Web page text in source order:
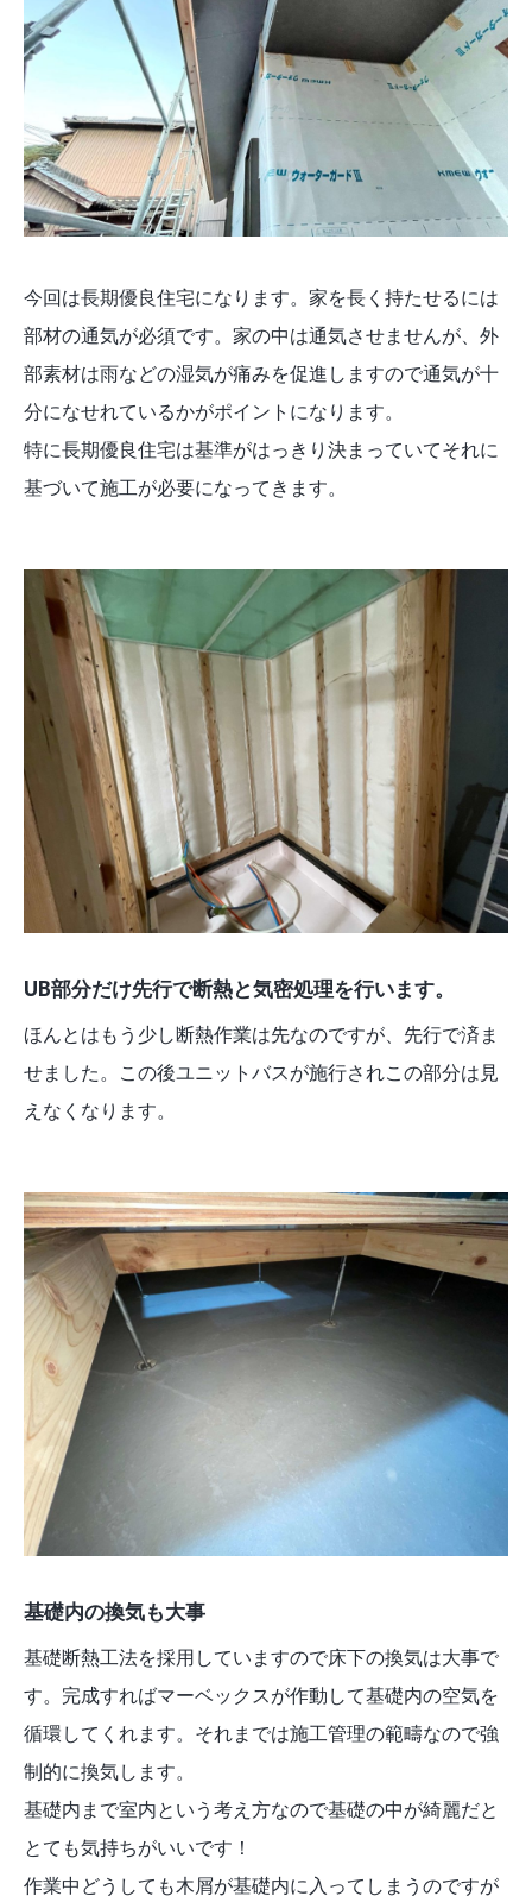
今回は長期優良住宅になります。家を長く持たせるには
部材の通気が必須です。家の中は通気させませんが、外
部素材は雨などの湿気が痛みを促進しますので通気が十
分になせれているかがポイントになります。
特に長期優良住宅は基準がはっきり決まっていてそれに
基づいて施工が必要になってきます。
UB部分だけ先行で断熱と気密処理を行います。
ほんとはもう少し断熱作業は先なのですが、先行で済ま
せました。この後ユニットバスが施行されこの部分は見
えなくなります。
基礎内の換気も大事
基礎断熱工法を採用していますので床下の換気は大事で
す。完成すればマーベックスが作動して基礎内の空気を
循環してくれます。それまでは施工管理の範疇なので強
制的に換気します。
基礎内まで室内という考え方なので基礎の中が綺麗だと
とても気持ちがいいです！
作業中どうしても木屑が基礎内に入ってしまうのですが